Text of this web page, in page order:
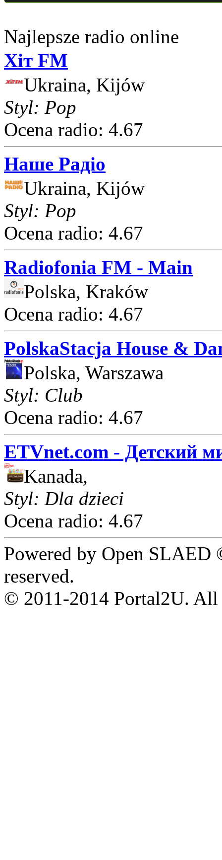
Najlepsze radio online
Хіт FM
Ukraina, Kijów
Styl: Pop
Ocena radio: 4.67
Наше Радіо
Ukraina, Kijów
Styl: Pop
Ocena radio: 4.67
Radiofonia FM - Main
Polska, Kraków
Ocena radio: 4.67
PolskaStacja House &
Polska, Warszawa
Styl: Club
Ocena radio: 4.67
ETVnet.com - Детский
Kanada,
Styl: Dla dzieci
Ocena radio: 4.67
Powered by Open
reserved.
© 2011-2014 Portal2U. All